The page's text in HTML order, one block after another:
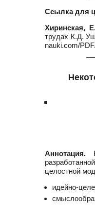
Ссылка для
Хиринская,
трудах К.Д.
nauki.com/
Аннотация.
целостной
идейно-